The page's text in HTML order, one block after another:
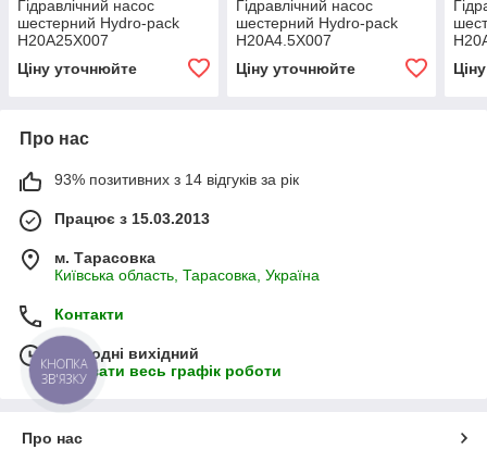
Гідравлічний насос
шестерний Hydro-pack
H20A25X007
Ціну уточнюйте
Гідравлічний насос
шестерний Hydro-pack
H20A4.5X007
Ціну уточнюйте
Про нас
93% позитивних з 14 відгуків за рік
Працює з 15.03.2013
м. Тарасовка
Київська область, Тарасовка, Україна
Контакти
Сьогодні вихідний
Показати весь графік роботи
Про нас
КНОПКА
ЗВ'ЯЗКУ